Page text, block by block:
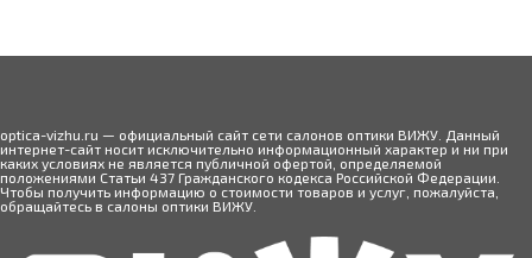
optica-vizhu.ru — официальный сайт сети салонов оптики ВИЖУ. Данный
интернет-сайт носит исключительно информационный характер и ни при
каких условиях не является публичной офертой, определяемой
положениями Статьи 437 Гражданского кодекса Российской Федерации.
Чтобы получить информацию о стоимости товаров и услуг, пожалуйста,
обращайтесь в салоны оптики ВИЖУ.